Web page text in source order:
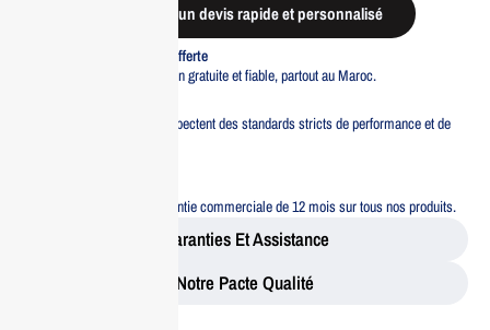
Demander un devis rapide et personnalisé
Livraison standard offerte
Profitez d’une livraison gratuite et fiable, partout au Maroc.
Tous nos produits respectent des standards stricts de performance et de
Bénéficiez d’une garantie commerciale de 12 mois sur tous nos produits.
Garanties Et Assistance
Notre Pacte Qualité